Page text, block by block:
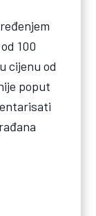
100
cijenu od
poput